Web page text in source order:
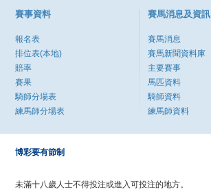
賽事資料
報名表
排位表(本地)
賠率
賽果
騎師分場表
練馬師分場表
賽馬消息及資訊
賽馬消息
賽馬新聞資料庫
主要賽事
馬匹資料
騎師資料
練馬師資料
博彩要有節制
未滿十八歲人士不得投注或進入可投注的地方。